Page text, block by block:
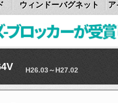
ウィンドーバグネット ア
H26.03～H27.02